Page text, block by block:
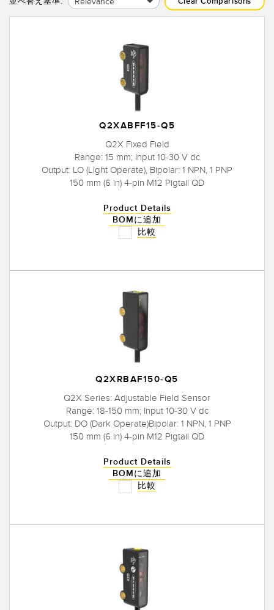
Q2XABFF15-Q5
Q2X Fixed Field
Range: 15 mm; Input 10-30 V dc
Output: LO (Light Operate), Bipolar: 1 NPN, 1 PNP
150 mm (6 in) 4-pin M12 Pigtail QD
Product Details
BOMに追加
比較
Q2XRBAF150-Q5
Q2X Series: Adjustable Field Sensor
Range: 18-150 mm; Input 10-30 V dc
Output: DO (Dark Operate)Bipolar: 1 NPN, 1 PNP
150 mm (6 in) 4-pin M12 Pigtail QD
Product Details
BOMに追加
比較